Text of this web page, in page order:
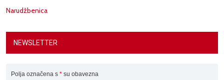
Narudžbenica
NEWSLETTER
Polja označena s * su obavezna